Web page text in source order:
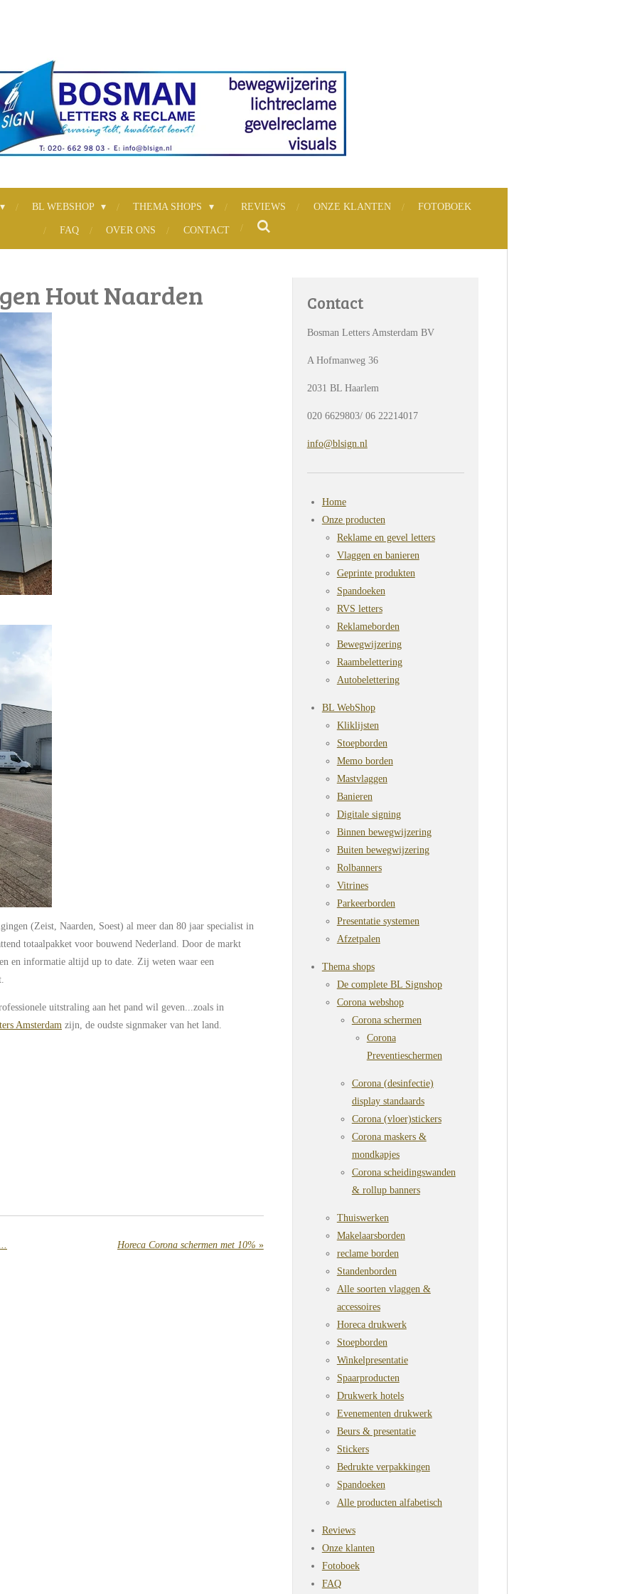
BL WEBSHOP THEMA SHOPS REVIEWS ONZE KLANTEN FOTOBOEK
FAQ OVER ONS CONTACT
Hout Naarden
(Zeist, Naarden, Soest) al meer dan 80 jaar specialist in
totaalpakket voor bouwend Nederland. Door de markt
en informatie altijd up to date. Zij weten waar een
uitstraling aan het pand wil geven...zoals in
Amsterdam zijn, de oudste signmaker van het land.
Horeca Corona schermen met 10% »
Contact
Bosman Letters Amsterdam BV
A Hofmanweg 36
2031 BL Haarlem
020 6629803/ 06 22214017
info@blsign.nl
Home
Onze producten
Reklame en gevel letters
Vlaggen en banieren
Geprinte produkten
Spandoeken
RVS letters
Reklameborden
Bewegwijzering
Raambelettering
Autobelettering
BL WebShop
Kliklijsten
Stoepborden
Memo borden
Mastvlaggen
Banieren
Digitale signing
Binnen bewegwijzering
Buiten bewegwijzering
Rolbanners
Vitrines
Parkeerborden
Presentatie systemen
Afzetpalen
Thema shops
De complete BL Signshop
Corona webshop
Corona schermen
Corona
Preventieschermen
Corona (desinfectie)
display standaards
Corona (vloer)stickers
Corona maskers &
mondkapjes
Corona scheidingswanden
& rollup banners
Thuiswerken
Makelaarsborden
reclame borden
Standenborden
Alle soorten vlaggen &
accessoires
Horeca drukwerk
Stoepborden
Winkelpresentatie
Spaarproducten
Drukwerk hotels
Evenementen drukwerk
Beurs & presentatie
Stickers
Bedrukte verpakkingen
Spandoeken
Alle producten alfabetisch
Reviews
Onze klanten
Fotoboek
FAQ